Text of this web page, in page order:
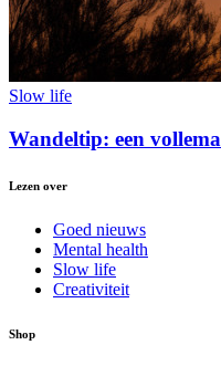
Slow life
Wandeltip: een
Lezen over
Goed nieuws
Mental health
Slow life
Creativiteit
Shop